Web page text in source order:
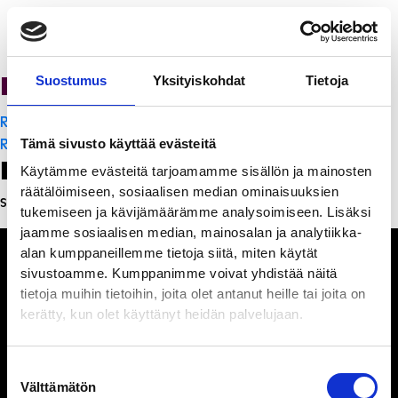
Suostumus Yksityiskohdat Tietoja
Tämä sivusto käyttää evästeitä
Käytämme evästeitä tarjoamamme sisällön ja mainosten
räätälöimiseen, sosiaalisen median ominaisuuksien
tukemiseen ja kävijämäärämme analysoimiseen. Lisäksi
jaamme sosiaalisen median, mainosalan ja analytiikka-
alan kumppaneillemme tietoja siitä, miten käytät
sivustoamme. Kumppanimme voivat yhdistää näitä
tietoja muihin tietoihin, joita olet antanut heille tai joita on
kerätty, kun olet käyttänyt heidän palvelujaan.
valinta
Välttämätön
PanchoVilla
Artikkelien
selaus
Ravintola Sofia
Ravintola Sofia
Leave a Reply
Sinun täytyy kirjautua sisään